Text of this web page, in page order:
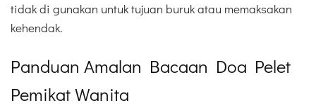
tidak di gunakan untuk tujuan buruk atau memaksakan
kehendak.
Panduan Amalan Bacaan Doa Pelet
Pemikat Wanita